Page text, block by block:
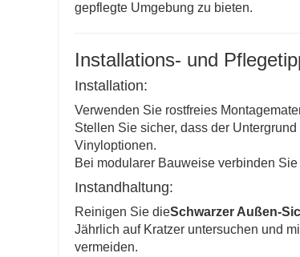
gepflegte Umgebung zu bieten.
Installations- und
Installation:
Verwenden Sie rostfreies
Stellen Sie sicher, dass der
Vinyloptionen.
Bei modularer Bauweise verbinden
Instandhaltung:
Reinigen Sie dieSchwarzer Außen-
Jährlich auf Kratzer untersuchen und
vermeiden.